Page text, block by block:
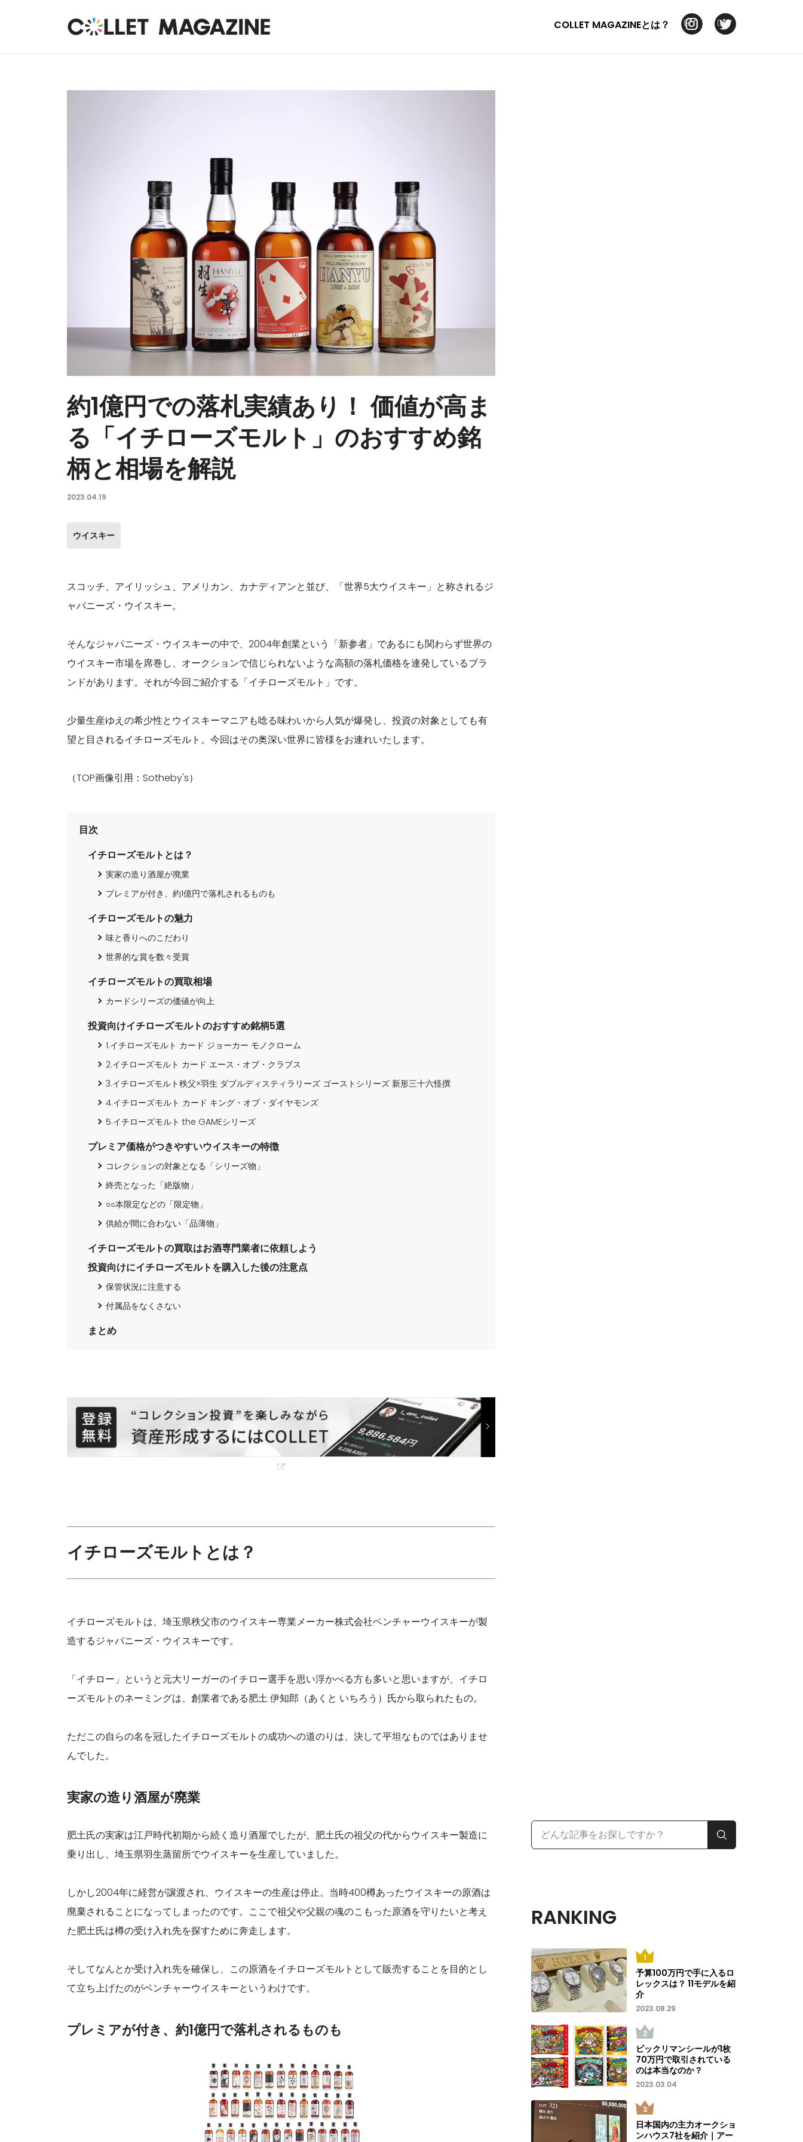
COLLET MAGAZINEとは？
約1億円での落札実績あり！ 価値が高ま
る「イチローズモルト」のおすすめ銘
柄と相場を解説
2023.04.19
ウイスキー
スコッチ、アイリッシュ、アメリカン、カナディアンと並び、「世界5大ウイスキー」と称されるジ
ャパニーズ・ウイスキー。
そんなジャパニーズ・ウイスキーの中で、2004年創業という「新参者」であるにも関わらず世界の
ウイスキー市場を席巻し、オークションで信じられないような高額の落札価格を連発しているブラ
ンドがあります。それが今回ご紹介する「イチローズモルト」です。
少量生産ゆえの希少性とウイスキーマニアも唸る味わいから人気が爆発し、投資の対象としても有
望と目されるイチローズモルト。今回はその奥深い世界に皆様をお連れいたします。
（TOP画像引用：Sotheby's）
目次
イチローズモルトとは？
実家の造り酒屋が廃業
プレミアが付き、約1億円で落札されるものも
イチローズモルトの魅力
味と香りへのこだわり
世界的な賞を数々受賞
イチローズモルトの買取相場
カードシリーズの価値が向上
投資向けイチローズモルトのおすすめ銘柄5選
1.イチローズモルト カード ジョーカー モノクローム
2.イチローズモルト カード エース・オブ・クラブス
3.イチローズモルト秩父×羽生 ダブルディスティラリーズ ゴーストシリーズ 新形三十六怪撰
4.イチローズモルト カード キング・オブ・ダイヤモンズ
5.イチローズモルト the GAMEシリーズ
プレミア価格がつきやすいウイスキーの特徴
コレクションの対象となる「シリーズ物」
終売となった「絶版物」
○○本限定などの「限定物」
供給が間に合わない「品薄物」
イチローズモルトの買取はお酒専門業者に依頼しよう
投資向けにイチローズモルトを購入した後の注意点
保管状況に注意する
付属品をなくさない
まとめ
イチローズモルトとは？
イチローズモルトは、埼玉県秩父市のウイスキー専業メーカー株式会社ベンチャーウイスキーが製
造するジャパニーズ・ウイスキーです。
「イチロー」というと元大リーガーのイチロー選手を思い浮かべる方も多いと思いますが、イチロ
ーズモルトのネーミングは、創業者である肥土 伊知郎（あくと いちろう）氏から取られたもの。
ただこの自らの名を冠したイチローズモルトの成功への道のりは、決して平坦なものではありませ
んでした。
実家の造り酒屋が廃業
肥土氏の実家は江戸時代初期から続く造り酒屋でしたが、肥土氏の祖父の代からウイスキー製造に
乗り出し、埼玉県羽生蒸留所でウイスキーを生産していました。
しかし2004年に経営が譲渡され、ウイスキーの生産は停止。当時400樽あったウイスキーの原酒は
廃棄されることになってしまったのです。ここで祖父や父親の魂のこもった原酒を守りたいと考え
た肥土氏は樽の受け入れ先を探すために奔走します。
そしてなんとか受け入れ先を確保し、この原酒をイチローズモルトとして販売することを目的とし
て立ち上げたのがベンチャーウイスキーというわけです。
プレミアが付き、約1億円で落札されるものも
RANKING
予算100万円で手に入るロ
レックスは？ 11モデルを紹
介
2023.08.29
ビックリマンシールが1枚
70万円で取引されている
のは本当なのか？
2023.03.04
日本国内の主力オークショ
ンハウス7社を紹介｜アー